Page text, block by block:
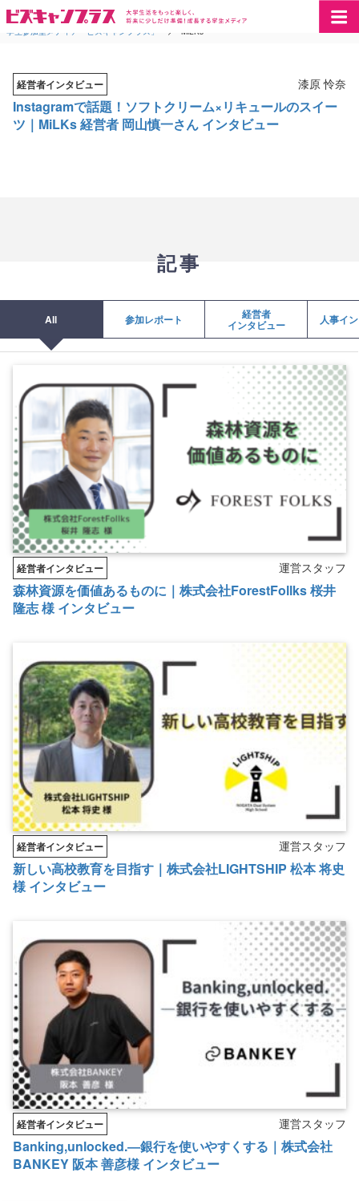
学生参加型メディア「ビズキャンプラス」 > MiLKs
経営者インタビュー 漆原 怜奈
Instagramで話題！ソフトクリーム×リキュールのスイー
ツ｜MiLKs 経営者 岡山慎一さん インタビュー
記事
All 参加レポート 経営者
インタビュー 人事イ
経営者インタビュー 運営スタッフ
森林資源を価値あるものに｜株式会社ForestFollks 桜井
隆志 様 インタビュー
経営者インタビュー 運営スタッフ
新しい高校教育を目指す｜株式会社LIGHTSHIP 松本 将史
様 インタビュー
経営者インタビュー 運営スタッフ
Banking,unlocked.―銀行を使いやすくする｜株式会社
BANKEY 阪本 善彦様 インタビュー